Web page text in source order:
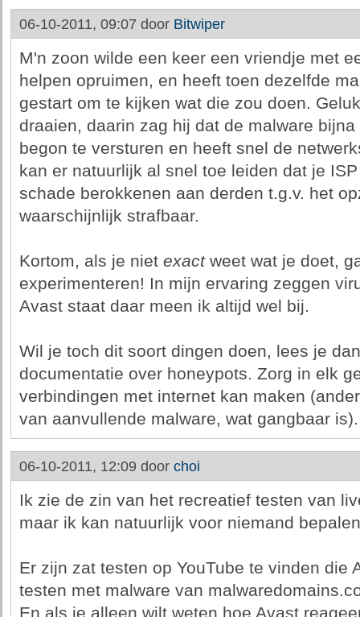
06-10-2011, 09:07 door Bitwiper
M'n zoon wilde een keer een vriendje met
helpen opruimen, en heeft toen dezelfde
gestart om te kijken wat die zou doen.
draaien, daarin zag hij dat de malware
begon te versturen en heeft snel de
kan er natuurlijk al snel toe leiden dat je
schade berokkenen aan derden t.g.v. het
waarschijnlijk strafbaar.
Kortom, als je niet exactweet wat je doet,
experimenteren! In mijn ervaring zeggen
Avast staat daar meen ik altijd wel bij.
Wil je toch dit soort dingen doen, lees je
documentatie over honeypots. Zorg in elk
verbindingen met internet kan maken
van aanvullende malware, wat gangbaar is).
06-10-2011, 12:09 door choi
Ik zie de zin van het recreatief testen van
maar ik kan natuurlijk voor niemand
Er zijn zat testen op YouTube te vinden die
testen met malware van
En als je alleen wilt weten hoe Avast